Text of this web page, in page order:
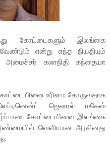
கோட்டைகளும் இலங்கை
என்று எந்த நியதியும்
கலாநிதி கந்தையா
உரிமை கோருவதாக
ஜெனரல் மகேஸ்
கோட்டையினை இலங்கை
வெளியான அரசினது